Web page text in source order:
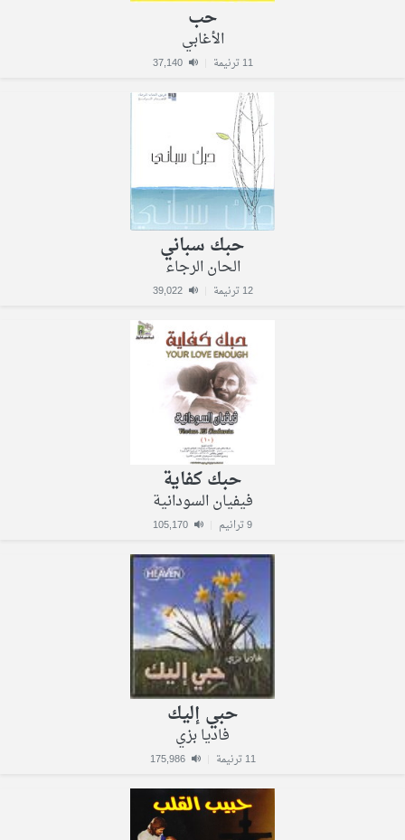
حب
الأغابي
11 ترنيمة 37,140
حبك سباني
الحان الرجاء
12 ترنيمة 39,022
حبك كفاية
فيفيان السودانية
9 ترانيم
حبي إليك
فاديا بزي
11 ترنيمة 175,986